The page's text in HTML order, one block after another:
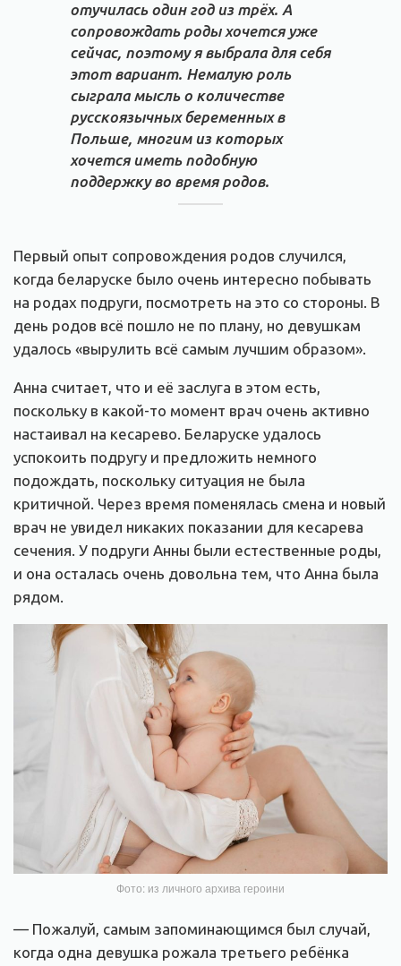
отучилась один год из трёх. А
сопровождать роды хочется уже
сейчас, поэтому я выбрала для себя
этот вариант. Немалую роль
сыграла мысль о количестве
русскоязычных беременных в
Польше, многим из которых
хочется иметь подобную
поддержку во время родов.
Первый опыт сопровождения родов случился,
когда беларуске было очень интересно побывать
на родах подруги, посмотреть на это со стороны. В
день родов всё пошло не по плану, но девушкам
удалось «вырулить всё самым лучшим образом».
Анна считает, что и её заслуга в этом есть,
поскольку в какой-то момент врач очень активно
настаивал на кесарево. Беларуске удалось
успокоить подругу и предложить немного
подождать, поскольку ситуация не была
критичной. Через время поменялась смена и новый
врач не увидел никаких показании для кесарева
сечения. У подруги Анны были естественные роды,
и она осталась очень довольна тем, что Анна была
рядом.
Фото: из личного архива героини
— Пожалуй, самым запоминающимся был случай,
когда одна девушка рожала третьего ребёнка